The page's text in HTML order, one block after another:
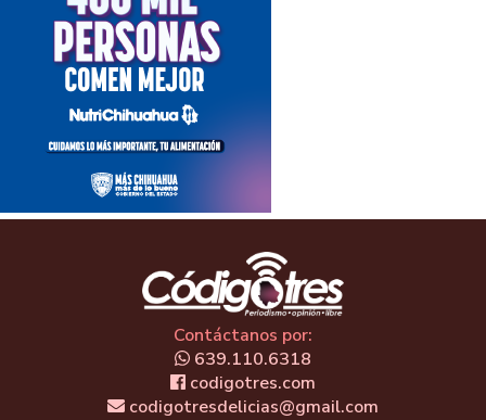
Contáctanos por:
639.110.6318
codigotres.com
codigotresdelicias@gmail.com